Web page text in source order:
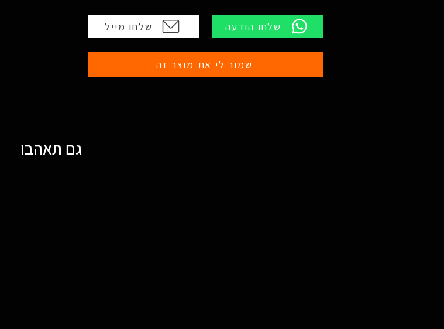
שלחו מייל שלחו הודעה
שמור לי את מוצר זה
גם תאהבו